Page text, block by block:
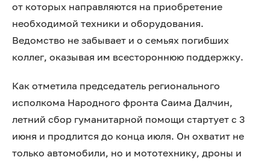
от которых направляются на приобретение
необходимой техники и оборудования.
Ведомство не забывает и о семьях погибших
коллег, оказывая им всестороннюю поддержку.
Как отметила председатель регионального
исполкома Народного фронта Саима Далчин,
летний сбор гуманитарной помощи стартует с 3
июня и продлится до конца июля. Он охватит не
только автомобили, но и мототехнику, дроны и